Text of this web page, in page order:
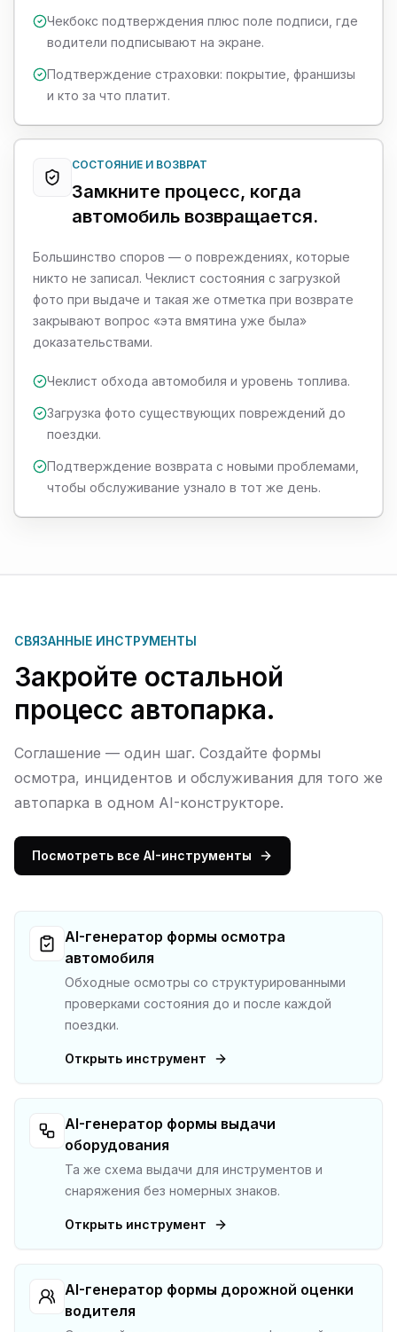
Чекбокс подтверждения плюс поле подписи, где
водители подписывают на экране.
Подтверждение страховки: покрытие, франшизы
и кто за что платит.
СОСТОЯНИЕ И ВОЗВРАТ
Замкните процесс, когда
автомобиль возвращается.
Большинство споров — о повреждениях, которые
никто не записал. Чеклист состояния с загрузкой
фото при выдаче и такая же отметка при возврате
закрывают вопрос «эта вмятина уже была»
доказательствами.
Чеклист обхода автомобиля и уровень топлива.
Загрузка фото существующих повреждений до
поездки.
Подтверждение возврата с новыми проблемами,
чтобы обслуживание узнало в тот же день.
СВЯЗАННЫЕ ИНСТРУМЕНТЫ
Закройте остальной
процесс автопарка.
Соглашение — один шаг. Создайте формы
осмотра, инцидентов и обслуживания для того же
автопарка в одном AI-конструкторе.
Посмотреть все AI-инструменты
AI-генератор формы осмотра
автомобиля
Обходные осмотры со структурированными
проверками состояния до и после каждой
поездки.
Открыть инструмент
AI-генератор формы выдачи
оборудования
Та же схема выдачи для инструментов и
снаряжения без номерных знаков.
Открыть инструмент
AI-генератор формы дорожной оценки
водителя